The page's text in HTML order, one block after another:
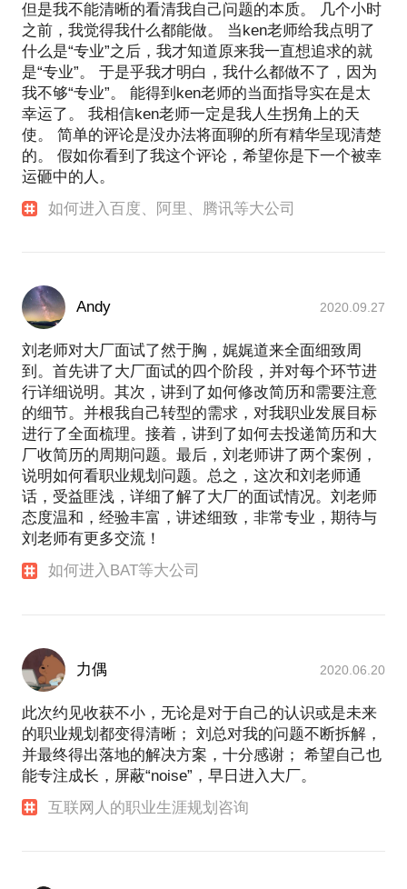
但是我不能清晰的看清我自己问题的本质。 几个小时
之前，我觉得我什么都能做。 当ken老师给我点明了
什么是“专业”之后，我才知道原来我一直想追求的就
是“专业”。 于是乎我才明白，我什么都做不了，因为
我不够“专业”。 能得到ken老师的当面指导实在是太
幸运了。 我相信ken老师一定是我人生拐角上的天
使。 简单的评论是没办法将面聊的所有精华呈现清楚
的。 假如你看到了我这个评论，希望你是下一个被幸
运砸中的人。
如何进入百度、阿里、腾讯等大公司
Andy 2020.09.27
刘老师对大厂面试了然于胸，娓娓道来全面细致周
到。首先讲了大厂面试的四个阶段，并对每个环节进
行详细说明。其次，讲到了如何修改简历和需要注意
的细节。并根我自己转型的需求，对我职业发展目标
进行了全面梳理。接着，讲到了如何去投递简历和大
厂收简历的周期问题。最后，刘老师讲了两个案例，
说明如何看职业规划问题。总之，这次和刘老师通
话，受益匪浅，详细了解了大厂的面试情况。刘老师
态度温和，经验丰富，讲述细致，非常专业，期待与
刘老师有更多交流！
如何进入BAT等大公司
力偶 2020.06.20
此次约见收获不小，无论是对于自己的认识或是未来
的职业规划都变得清晰； 刘总对我的问题不断拆解，
并最终得出落地的解决方案，十分感谢； 希望自己也
能专注成长，屏蔽“noise”，早日进入大厂。
互联网人的职业生涯规划咨询